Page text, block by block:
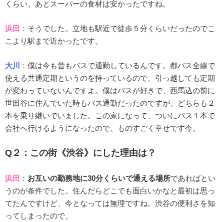
くらい。あとスーパーの食材は安かったですね。
浜田 ：そうでした。立地も駅近で徒歩５分くらいだったのでこ
こより駅まで近かったです。
大川
：僕は今も昔もバスで通勤しているんです。都バス全線で
使える共通定期というのを持っているので、引っ越しても定期
が変わっていないんですよ。僕はバスが好きで、西馬込の前に
世田谷に住んでいた時もバス通勤だったのですが、どちらも２
本を乗り継いでいました。この家になって、ついにバス１本で
会社へ行けるようになったので、ものすごく幸せです今。
Q２：この街《渋谷》にした理由は？
浜田 ： お互いの勤務地に30分くらいで通える場所であればとい
うのが条件でした。住んだらどこでも面白いかなと最初は思っ
てたんですけど、今となっては無理ですね。渋谷の便利さを知
ってしまったので。